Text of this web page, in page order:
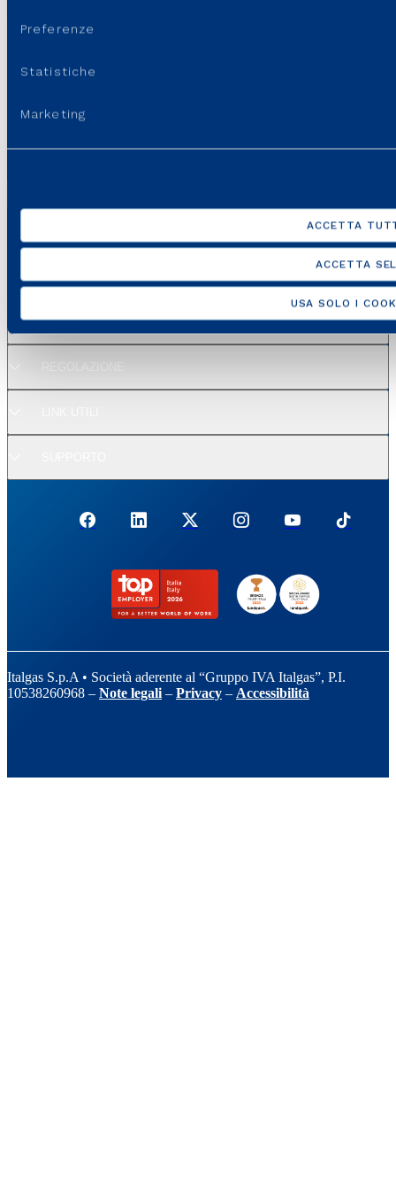
Preferenze
Statistiche
Marketing
ACCETTA
ACCETTA
USA SOLO I
SITI DEL GRUPPO
PORTALI E SITI UTILI
Italgas S.p.A • Società aderente al “Gruppo IVA Italgas”, P.I.
10538260968 – Note legali – Privacy – Accessibilità